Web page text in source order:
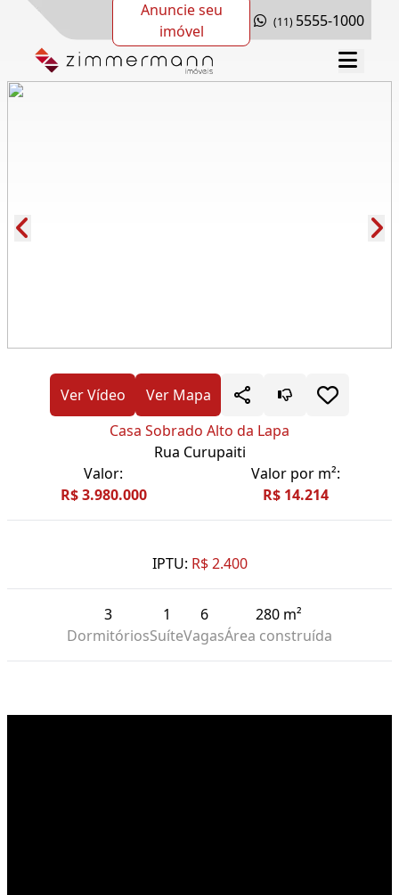
Anuncie seu
imóvel
(11) 5555-1000
Ver Vídeo
Ver Mapa
Casa Sobrado Alto da Lapa
Rua Curupaiti
Valor:
R$ 3.980.000
Valor por m²:
R$ 14.214
IPTU: R$ 2.400
3
Dormitórios
1
Suíte
6
Vagas
280 m²
Área construída